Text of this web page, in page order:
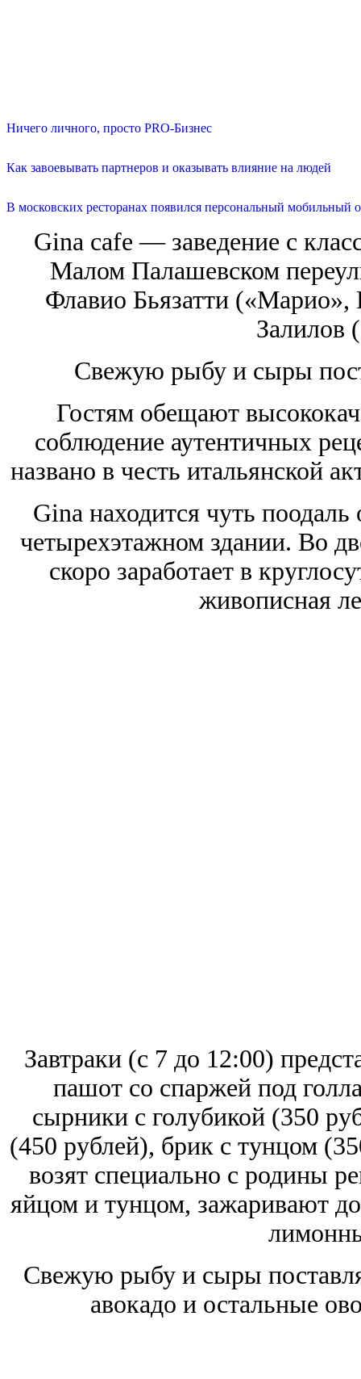
Ничего личного, просто PRO-Бизнес
Как завоевывать партнеров и оказывать влияние на людей
В московских ресторанах появился персональный мобильный
Gina cafe — заведение с
Малом Палашевском
Флавио Бьязатти
Залилов
Свежую рыбу и сыры
Гостям обещают
соблюдение аутентичных
названо в честь итальянской
Gina находится чуть поодаль
четырехэтажном здании. Во
скоро заработает в
живописная
Завтраки (с 7 до 12:00)
пашот со спаржей под
сырники с голубикой (350
(450 рублей), брик с тунцом
возят специально с родины
яйцом и тунцом, зажаривают
Свежую рыбу и сыры
авокадо и остальные